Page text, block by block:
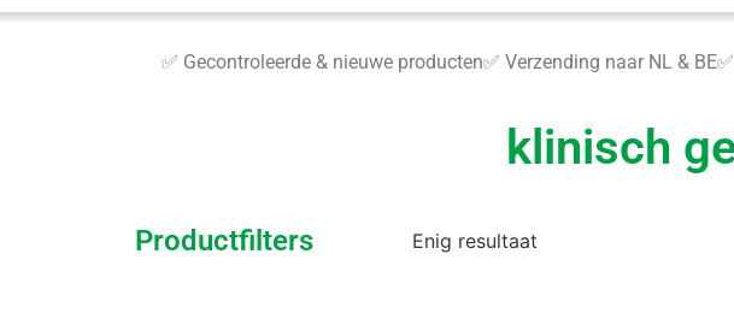
✅ Gecontroleerde & nieuwe producten✅ Verzending naar NL & BE
klinisch
Productfilters Enig resultaat